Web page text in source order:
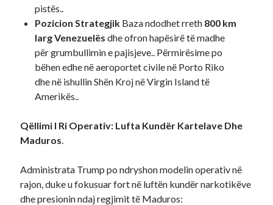
pistës..
Pozicion Strategjik Baza ndodhet rreth 800 km
larg Venezuelës dhe ofron hapësirë të madhe
për grumbullimin e pajisjeve.. Përmirësime po
bëhen edhe në aeroportet civile në Porto Riko
dhe në ishullin Shën Kroj në Virgin Island të
Amerikës..
Qëllimi I Ri Operativ: Lufta Kundër Kartelave Dhe
Maduros.
Administrata Trump po ndryshon modelin operativ në
rajon, duke u fokusuar fort në luftën kundër narkotikëve
dhe presionin ndaj regjimit të Maduros: